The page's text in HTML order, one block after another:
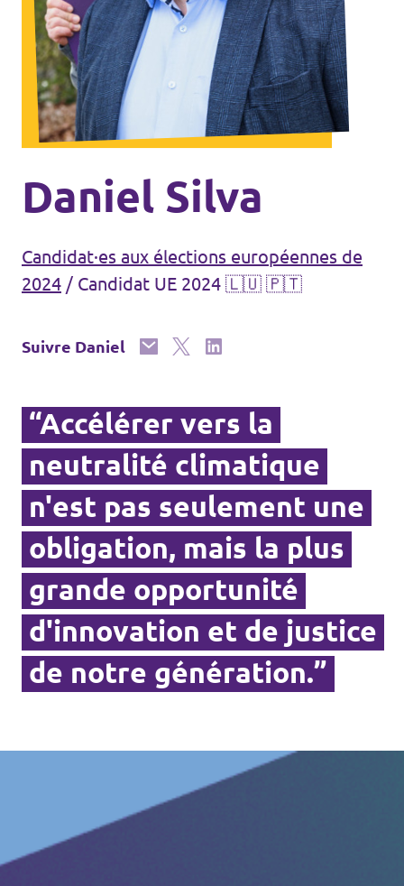
🇧🇪 Volt Belgium
🇵🇹 Volt Portugal
🇳🇱 Volt Nederland
🇦🇹 Volt Österreich
🇬🇧 Volt UK
... et bien plus encore !
Agenda
Devenir membre
Faire un don
Mentions légales
Daniel Silva
Candidat·es aux élections européennes de
2024 / Candidat UE 2024 🇱🇺 🇵🇹
Suivre Daniel
“Accélérer vers la
neutralité climatique
n'est pas seulement une
obligation, mais la plus
grande opportunité
d'innovation et de justice
de notre génération.”